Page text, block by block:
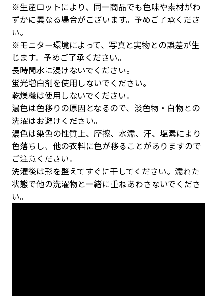
※生産ロットにより、同一商品でも色味や素材がわ
ずかに異なる場合がございます。予めご了承くださ
い。
※モニター環境によって、写真と実物との誤差が生
じます。予めご了承ください。
長時間水に浸けないでください。
蛍光増白剤を使用しないでください。
乾燥機は使用しないでください。
濃色は色移りの原因となるので、淡色物・白物との
洗濯はお避けください。
濃色は染色の性質上、摩擦、水濡、汗、塩素により
色落ちし、他の衣料に色が移ることがありますので
ご注意ください。
洗濯後は形を整えてすぐに干してください。濡れた
状態で他の洗濯物と一緒に重ねあわさないでくださ
い。